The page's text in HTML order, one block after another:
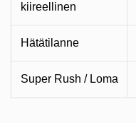
kiireellinen
Hätätilanne
Super Rush / Loma